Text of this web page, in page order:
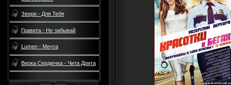
Звери - Для Тебя
Гравита - Не забывай
Lumen - Мечта
Верка Сердючка - Чита Дрита